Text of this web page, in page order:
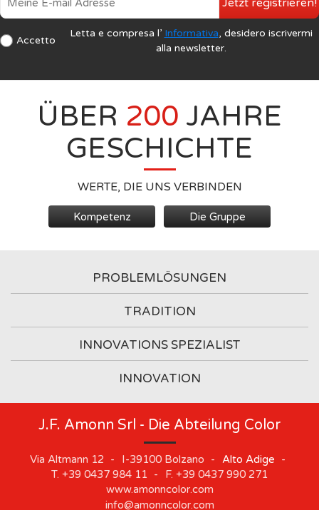
Accetto
Letta e compresa l’ Informativa, desidero iscrivermi
alla newsletter.
ÜBER 200 JAHRE
GESCHICHTE
WERTE, DIE UNS VERBINDEN
Kompetenz Die Gruppe
PROBLEMLÖSUNGEN
TRADITION
INNOVATIONS SPEZIALIST
INNOVATION
J.F. Amonn Srl - Die Abteilung Color
Via Altmann 12 - I-39100 Bolzano - Alto Adige
-
T. +39 0437 984 11 - F. +39 0437 990 271
www.amonncolor.com
info@amonncolor.com